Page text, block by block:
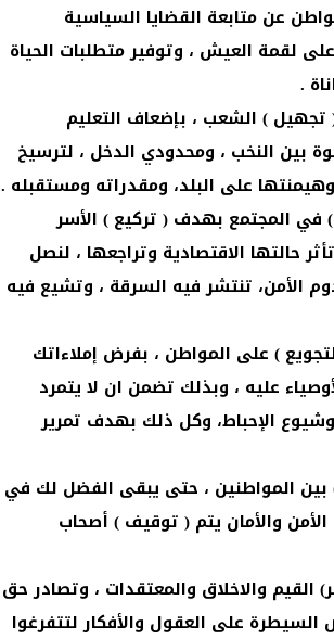
عن متابعة القضايا السياسية
لقمة العيش ، وتوفير متطلبات الحياة
.
) الشعب ، بإضعاف التعليم
بين النخب ، ومحدودي الدخل ، لترسيخ
على البلد، ومقدراته ومستقبله .
في المجتمع بهدف ( تركيع ) الأسر
حالتها الاقتصادية وتراجعها ، لنصل
الأمن، تنتشر فيه السرقة ، وتشيع فيه
) على المواطن ، بفرض إملاءاتك
عليه ، وبذلك تضمن ان لا يتمرد
الإحباط، وكل ذلك بهدف تمرير
بين المواطنين ، حتى يبقى الفضل لك في
والأمان يتم ( توقيف ) أصحاب
والاخلاق والمعتقدات ، وتصادر حق
على العقول والأفكار لتتفرغوا